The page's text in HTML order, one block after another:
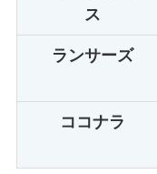
ス
ランサーズ
ココナラ